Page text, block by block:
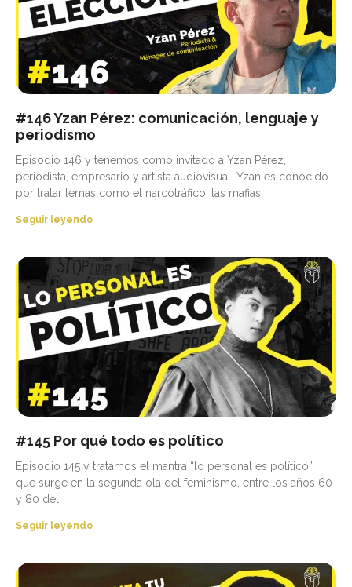
#146 Yzan Pérez: comunicación, lenguaje y
periodismo
Episodio 146 y tenemos como invitado a Yzan Pérez,
periodista, empresario y artista audiovisual. Yzan es conocido
por tratar temas como el narcotráfico, las mafias
Seguir leyendo
#145 Por qué todo es político
Episodio 145 y tratamos el mantra “lo personal es político”,
que surge en la segunda ola del feminismo, entre los años 60
y 80 del
Seguir leyendo